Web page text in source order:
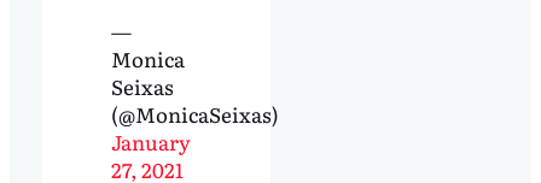
—
Monica
Seixas
(@MonicaSeixas)
January
27, 2021